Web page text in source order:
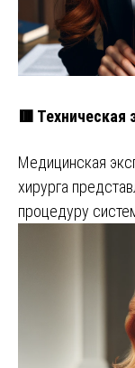
🟥 Техническая
Медицинская
хирурга
процедуру